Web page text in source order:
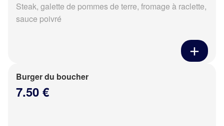
Steak, galette de pommes de terre, fromage à raclette,
sauce poivré
Burger du boucher
7.50 €